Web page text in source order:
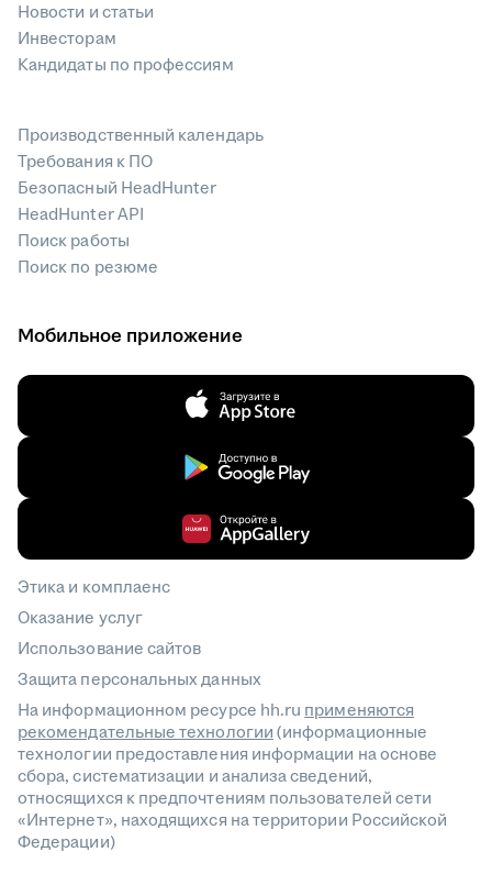
Новости и статьи
Инвесторам
Кандидаты по профессиям
Производственный календарь
Требования к ПО
Безопасный HeadHunter
HeadHunter API
Поиск работы
Поиск по резюме
Мобильное приложение
Этика и комплаенс
Оказание услуг
Использование сайтов
Защита персональных данных
На информационном ресурсе hh.ru применяются
рекомендательные технологии(информационные
технологии предоставления информации на основе
сбора, систематизации и анализа сведений,
относящихся к предпочтениям пользователей сети
«Интернет», находящихся на территории Российской
Федерации)